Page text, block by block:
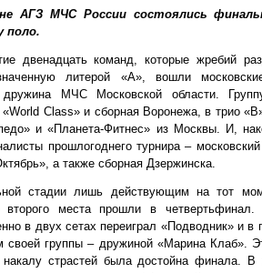
АГЗ МЧС России состоялись
поло.
двенадцать команд, которые жребий
литерой «А», вошли
дружина МЧС Московской области.
«World Class» и сборная Воронежа, в трио
и «Планета-Фитнес» из Москвы. И,
прошлогоднего турнира –
а также сборная Дзержинска.
стадии лишь действующим на тот
второго места прошли в
в двух сетах переиграл «Подводник» и в
своей группы – дружиной «Марина Клаб».
накалу страстей была достойна финала. В